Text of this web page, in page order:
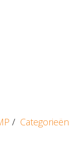
/ Categorieën